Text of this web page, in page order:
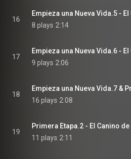
16
8 plays 2:14
17
9 plays 2:06
18
16 plays 2:08
19
Primera Etapa.2 - El Canino
11 plays 2:11